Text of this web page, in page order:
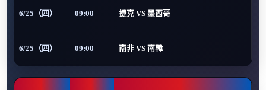
6/25（四） 09:00 捷克 VS 墨西哥
6/25（四） 09:00 南非 VS 南韓